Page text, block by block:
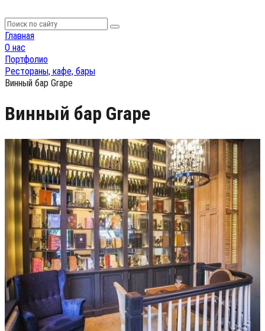
Главная
О нас
Портфолио
Рестораны, кафе, бары
Винный бар Grape
Винный бар Grape